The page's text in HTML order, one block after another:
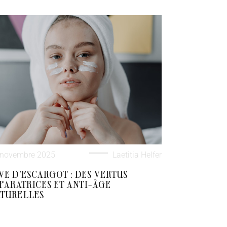
2025 Laetitia Helfer
D’ESCARGOT : DES VERTUS
ET ANTI-ÂGE